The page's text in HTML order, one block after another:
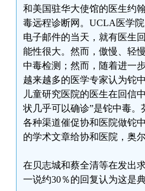
和美国驻华大使馆的医生约
毒远程诊断网。UCLA医学
电子邮件的当天，就有医生
能性很大。然而，傲慢、轻
中毒检测；然而，随着进一
越来越多的医学专家认为铊
儿童研究医院的医生在回信
状几乎可以确诊”是铊中毒
各种渠道催促协和医院做铊
的学术文章给协和医院，奥
在贝志城和蔡全清等在发出
一说约30％的回复认为这是